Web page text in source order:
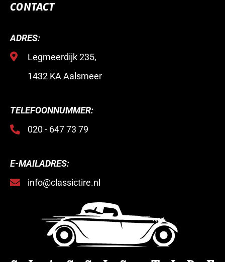
CONTACT
ADRES:
Legmeerdijk 235,
1432 KA Aalsmeer
TELEFOONNUMMER:
020 - 647 73 79
E-MAILADRES:
info@classictire.nl